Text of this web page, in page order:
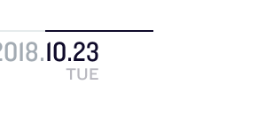
.10.23
TUE